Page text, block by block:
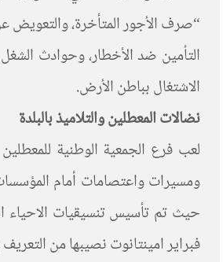
“صرف الأجور المتأخرة، والتعويض عن
التأمين ضد الأخطار، وحوادث
الاشتغال بباطن الأرض.
نضالات المعطلين والتلاميذ بالبلدة
لعب فرع الجمعية الوطنية
فبراير امينتانوت نصيبها من